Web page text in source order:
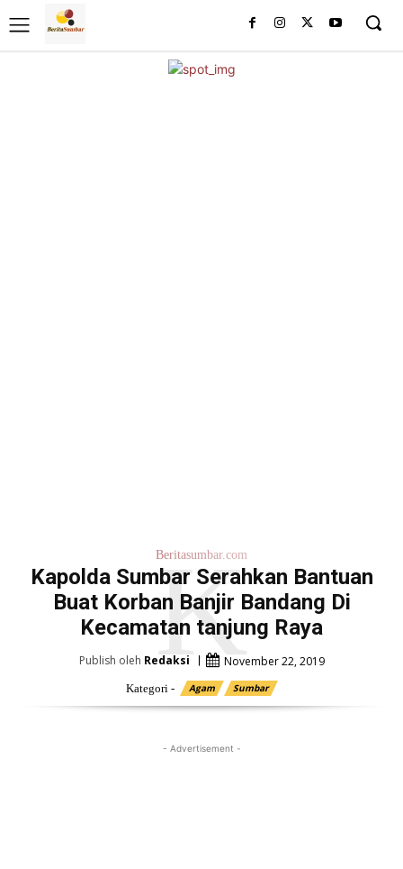
Beritasumbar.com
Kapolda Sumbar Serahkan Bantuan
Buat Korban Banjir Bandang Di
Kecamatan tanjung Raya
K
Publish oleh Redaksi November 22, 2019
Kategori - Agam Sumbar
- Advertisement -